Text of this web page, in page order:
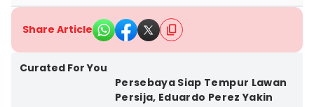
Share Article
Curated For You
Persebaya Siap Tempur Lawan
Persija, Eduardo Perez Yakin